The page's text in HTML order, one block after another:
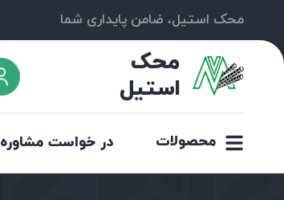
محک استیل، ضامن پایداری شما
محک
استیل
محصولات در خواست مشاوره